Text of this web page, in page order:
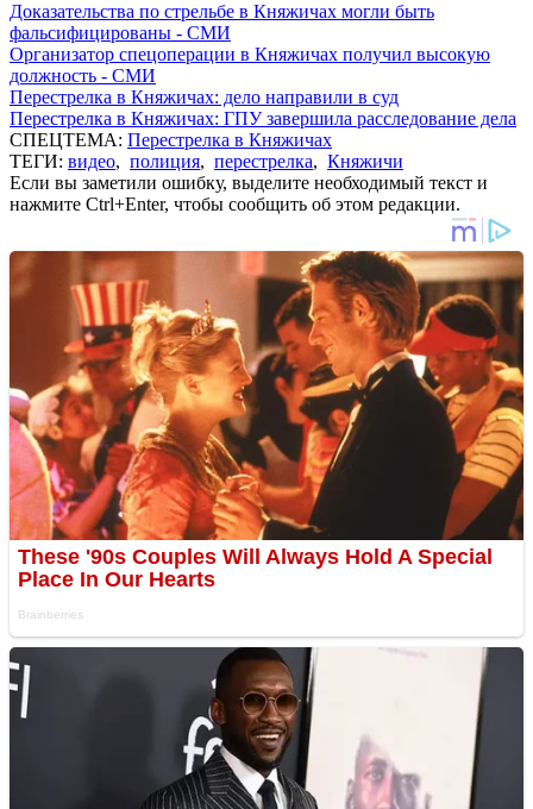
Доказательства по стрельбе в Княжичах могли быть
фальсифицированы - СМИ
Организатор спецоперации в Княжичах получил высокую
должность - СМИ
Перестрелка в Княжичах: дело направили в суд
Перестрелка в Княжичах: ГПУ завершила расследование дела
СПЕЦТЕМА: Перестрелка в Княжичах
ТЕГИ: видео, полиция, перестрелка, Княжичи
Если вы заметили ошибку, выделите необходимый текст и
нажмите Ctrl+Enter, чтобы сообщить об этом редакции.